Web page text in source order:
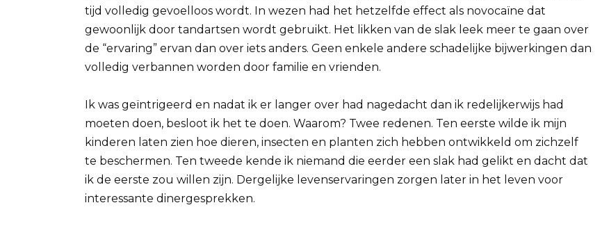
tijd volledig gevoelloos wordt. In wezen had het hetzelfde effect als novocaïne dat
gewoonlijk door tandartsen wordt gebruikt. Het likken van de slak leek meer te gaan over
de “ervaring” ervan dan over iets anders. Geen enkele andere schadelijke bijwerkingen dan
volledig verbannen worden door familie en vrienden.
Ik was geïntrigeerd en nadat ik er langer over had nagedacht dan ik redelijkerwijs had
moeten doen, besloot ik het te doen. Waarom? Twee redenen. Ten eerste wilde ik mijn
kinderen laten zien hoe dieren, insecten en planten zich hebben ontwikkeld om zichzelf
te beschermen. Ten tweede kende ik niemand die eerder een slak had gelikt en dacht dat
ik de eerste zou willen zijn. Dergelijke levenservaringen zorgen later in het leven voor
interessante dinergesprekken.